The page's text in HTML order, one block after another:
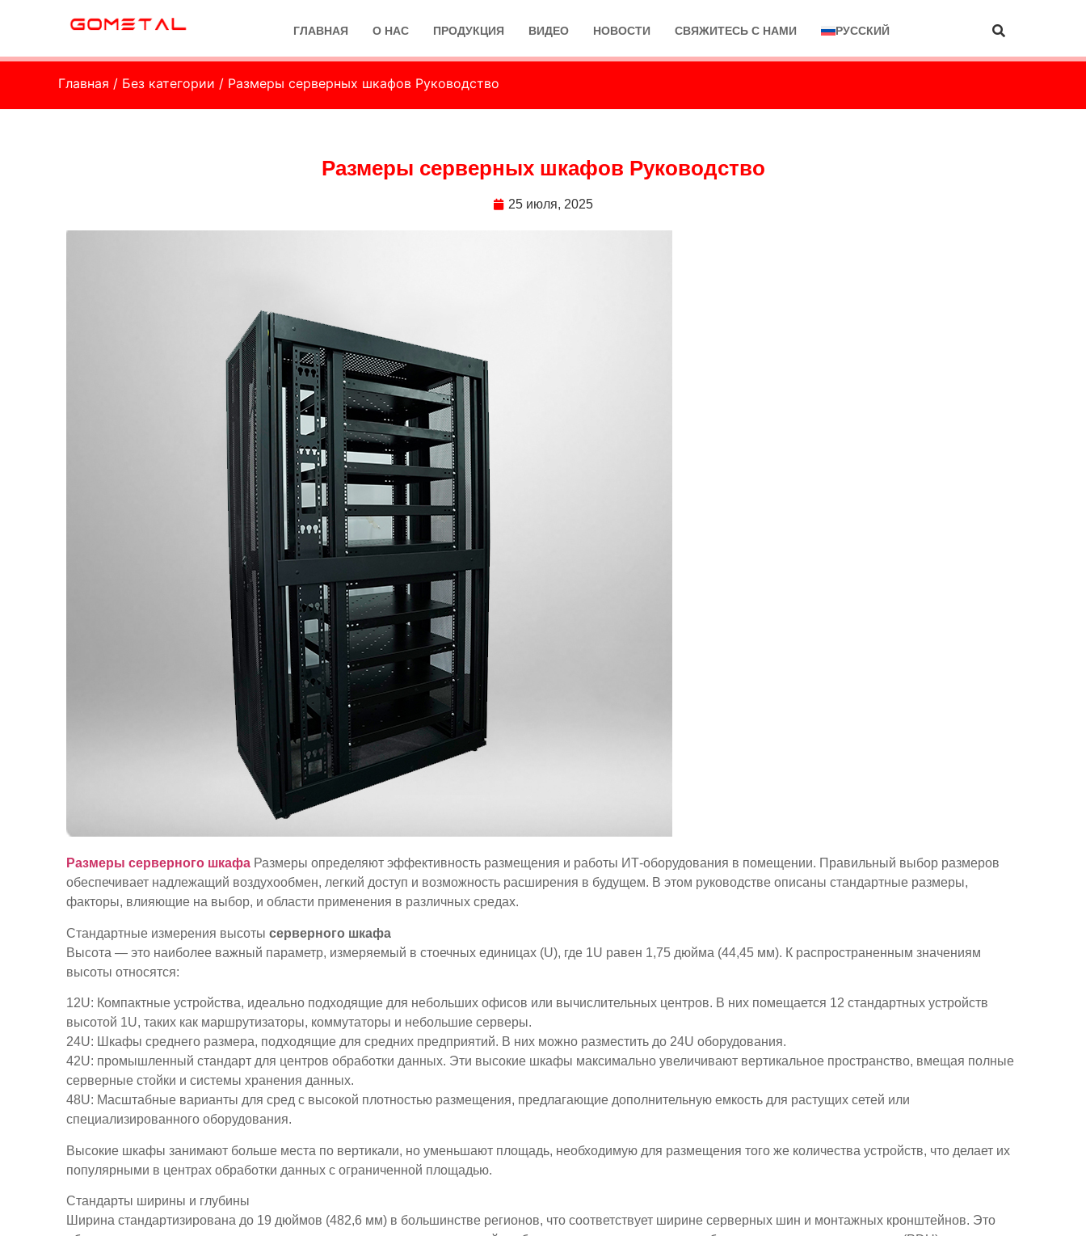
ГЛАВНАЯ О НАС ПРОДУКЦИЯ ВИДЕО НОВОСТИ СВЯЖИТЕСЬ С НАМИ РУССКИЙ
Главная / Без категории / Размеры серверных шкафов Руководство
Размеры серверных шкафов Руководство
25 июля, 2025
Размеры серверного шкафа Размеры определяют эффективность размещения и работы ИТ-оборудования в помещении. Правильный выбор размеров
обеспечивает надлежащий воздухообмен, легкий доступ и возможность расширения в будущем. В этом руководстве описаны стандартные размеры,
факторы, влияющие на выбор, и области применения в различных средах.
Стандартные измерения высоты серверного шкафа
Высота — это наиболее важный параметр, измеряемый в стоечных единицах (U), где 1U равен 1,75 дюйма (44,45 мм). К распространенным значениям
высоты относятся:
12U: Компактные устройства, идеально подходящие для небольших офисов или вычислительных центров. В них помещается 12 стандартных устройств
высотой 1U, таких как маршрутизаторы, коммутаторы и небольшие серверы.
24U: Шкафы среднего размера, подходящие для средних предприятий. В них можно разместить до 24U оборудования.
42U: промышленный стандарт для центров обработки данных. Эти высокие шкафы максимально увеличивают вертикальное пространство, вмещая полные
серверные стойки и системы хранения данных.
48U: Масштабные варианты для сред с высокой плотностью размещения, предлагающие дополнительную емкость для растущих сетей или
специализированного оборудования.
Высокие шкафы занимают больше места по вертикали, но уменьшают площадь, необходимую для размещения того же количества устройств, что делает их
популярными в центрах обработки данных с ограниченной площадью.
Стандарты ширины и глубины
Ширина стандартизирована до 19 дюймов (482,6 мм) в большинстве регионов, что соответствует ширине серверных шин и монтажных кронштейнов. Это